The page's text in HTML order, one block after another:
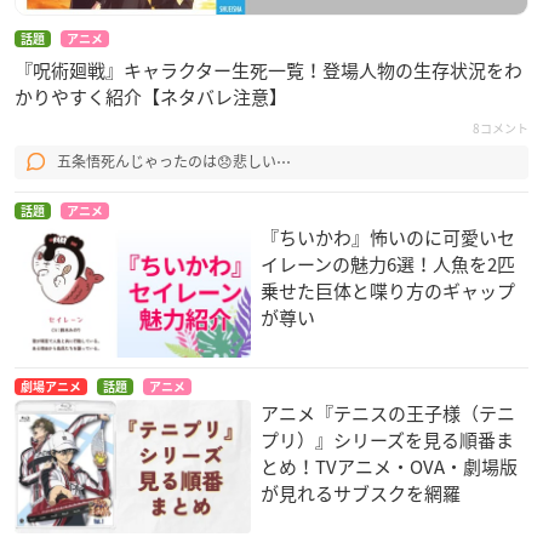
話題 アニメ
『呪術廻戦』キャラクター生死一覧！登場人物の生存状況をわ
かりやすく紹介【ネタバレ注意】
8コメント
五条悟死んじゃったのは😞悲しい⋯
話題 アニメ
『ちいかわ』怖いのに可愛いセ
イレーンの魅力6選！人魚を2匹
乗せた巨体と喋り方のギャップ
が尊い
劇場アニメ 話題 アニメ
アニメ『テニスの王子様（テニ
プリ）』シリーズを見る順番ま
とめ！TVアニメ・OVA・劇場版
が見れるサブスクを網羅